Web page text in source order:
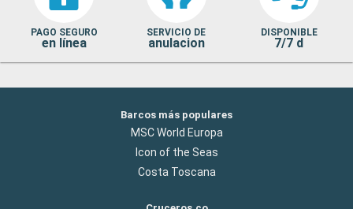
PAGO SEGURO
en línea
SERVICIO DE
anulacion
DISPONIBLE
7/7 d
Barcos más populares
MSC World Europa
Icon of the Seas
Costa Toscana